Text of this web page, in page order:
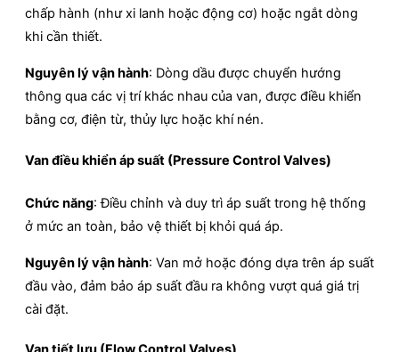
chấp hành (như xi lanh hoặc động cơ) hoặc ngắt dòng
khi cần thiết.
Nguyên lý vận hành: Dòng dầu được chuyển hướng
thông qua các vị trí khác nhau của van, được điều khiển
bằng cơ, điện từ, thủy lực hoặc khí nén.
Van điều khiển áp suất (Pressure Control Valves)
Chức năng: Điều chỉnh và duy trì áp suất trong hệ thống
ở mức an toàn, bảo vệ thiết bị khỏi quá áp.
Nguyên lý vận hành: Van mở hoặc đóng dựa trên áp suất
đầu vào, đảm bảo áp suất đầu ra không vượt quá giá trị
cài đặt. ​